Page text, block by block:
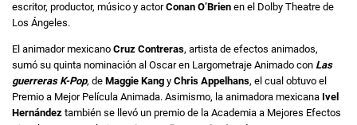
escritor, productor, músico y actorConan O’Brien en el Dolby Theatre de
Los Ángeles.
El animador mexicano Cruz Contreras, artista de efectos animados,
sumó su quinta nominación al Oscar en Largometraje Animado con Las
guerreras K-Pop, de Maggie Kang y Chris Appelhans, el cual obtuvo el
Premio a Mejor Película Animada. Asimismo, la animadora mexicana Ivel
Hernández también se llevó un premio de la Academia a Mejores Efectos